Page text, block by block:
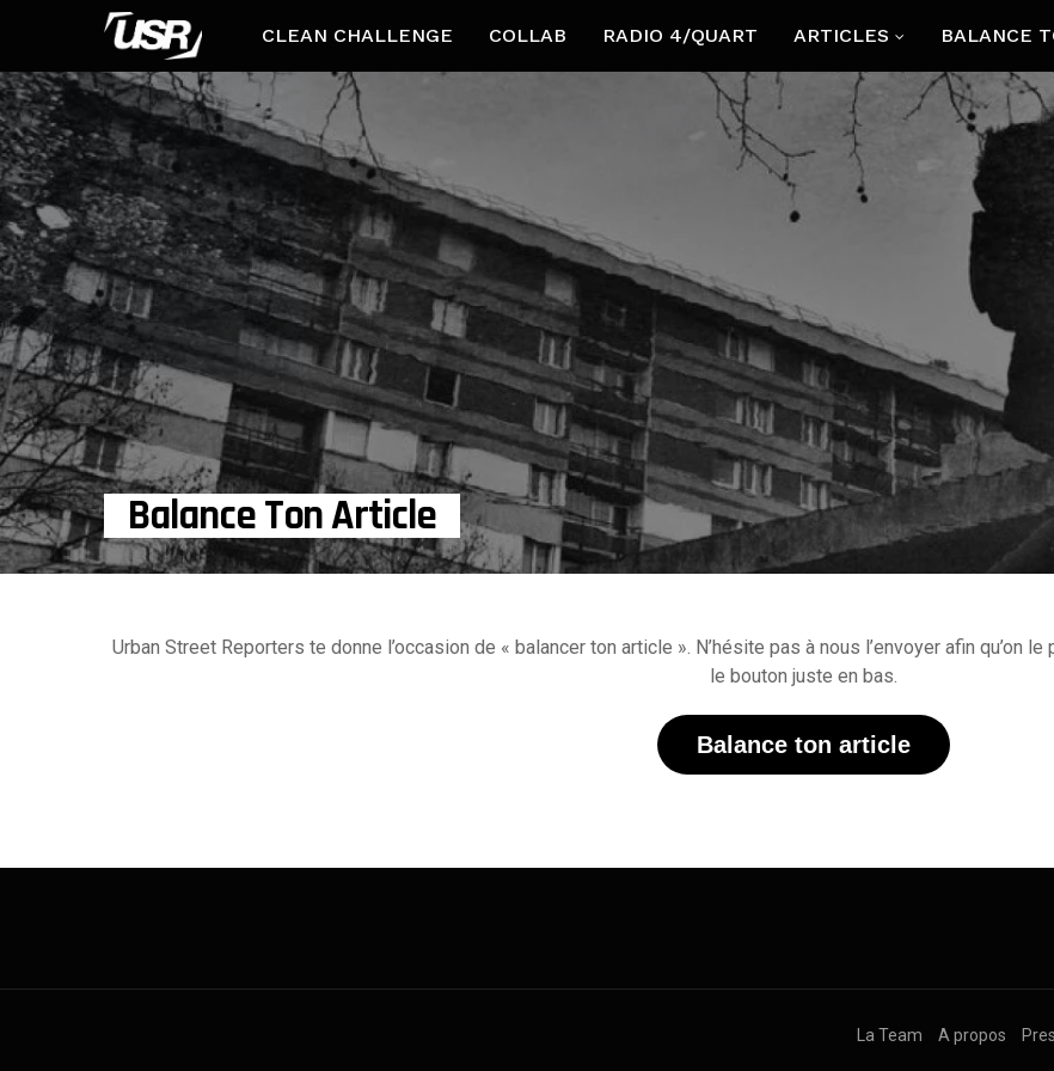
CLEAN CHALLENGE COLLAB RADIO 4/QUART ARTICLES BALANCE
Balance Ton Article
Urban Street Reporters te donne l’occasion de « balancer ton article ». N’hésite pas à nous l’envoyer afin qu’on
le bouton juste en bas.
Balance ton article
La Team A propos